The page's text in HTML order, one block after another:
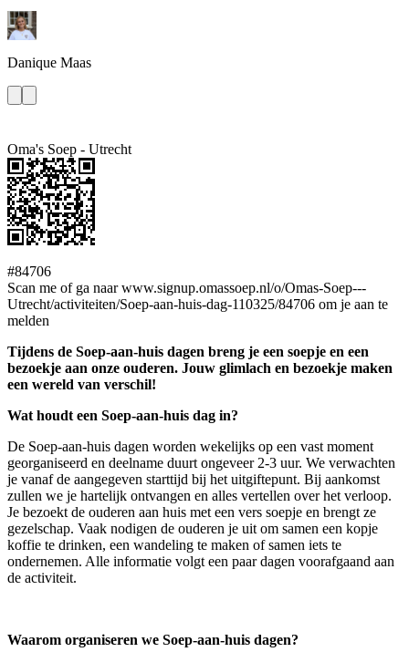
Danique Maas
Oma's Soep - Utrecht
#84706
Scan me of ga naar www.signup.omassoep.nl/o/Omas-Soep---
Utrecht/activiteiten/Soep-aan-huis-dag-110325/84706 om je aan te
melden
Tijdens de Soep-aan-huis dagen breng je een soepje en een
bezoekje aan onze ouderen. Jouw glimlach en bezoekje maken
een wereld van verschil!
Wat houdt een Soep-aan-huis dag in?
De Soep-aan-huis dagen worden wekelijks op een vast moment
georganiseerd en deelname duurt ongeveer 2-3 uur. We verwachten
je vanaf de aangegeven starttijd bij het uitgiftepunt. Bij aankomst
zullen we je hartelijk ontvangen en alles vertellen over het verloop.
Je bezoekt de ouderen aan huis met een vers soepje en brengt ze
gezelschap. Vaak nodigen de ouderen je uit om samen een kopje
koffie te drinken, een wandeling te maken of samen iets te
ondernemen. Alle informatie volgt een paar dagen voorafgaand aan
de activiteit.
Waarom organiseren we Soep-aan-huis dagen?